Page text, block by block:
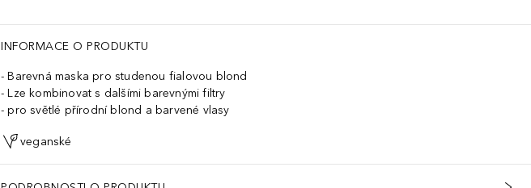
INFORMACE O PRODUKTU
Barevná maska pro studenou fialovou blond
Lze kombinovat s dalšími barevnými filtry
pro světlé přírodní blond a barvené vlasy
veganské